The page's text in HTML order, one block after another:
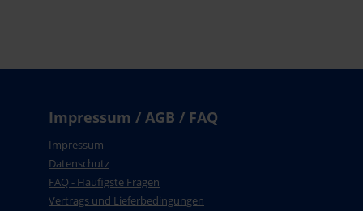
Impressum / AGB / FAQ
Impressum
Datenschutz
FAQ - Häufigste Fragen
Vertrags und Lieferbedingungen